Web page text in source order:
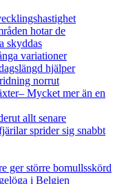
hotar de
skyddas
variationer
hjälper
norrut
Mycket mer än en
allt senare
sprider sig snabbt
ger större bomullsskörd
i Belgien